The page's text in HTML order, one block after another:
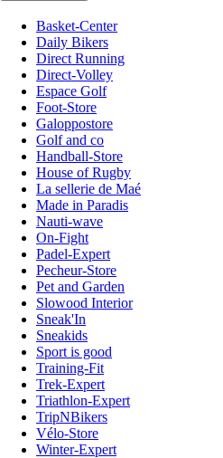
Basket-Center
Daily Bikers
Direct Running
Direct-Volley
Espace Golf
Foot-Store
Galoppostore
Golf and co
Handball-Store
House of Rugby
La sellerie de Maé
Made in Paradis
Nauti-wave
On-Fight
Padel-Expert
Pecheur-Store
Pet and Garden
Slowood Interior
Sneak'In
Sneakids
Sport is good
Training-Fit
Trek-Expert
Triathlon-Expert
TripNBikers
Vélo-Store
Winter-Expert